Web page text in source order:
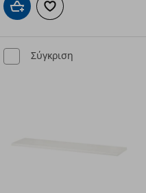
Προσθήκη στο καλάθι
Προσθήκη στα
Σύγκριση